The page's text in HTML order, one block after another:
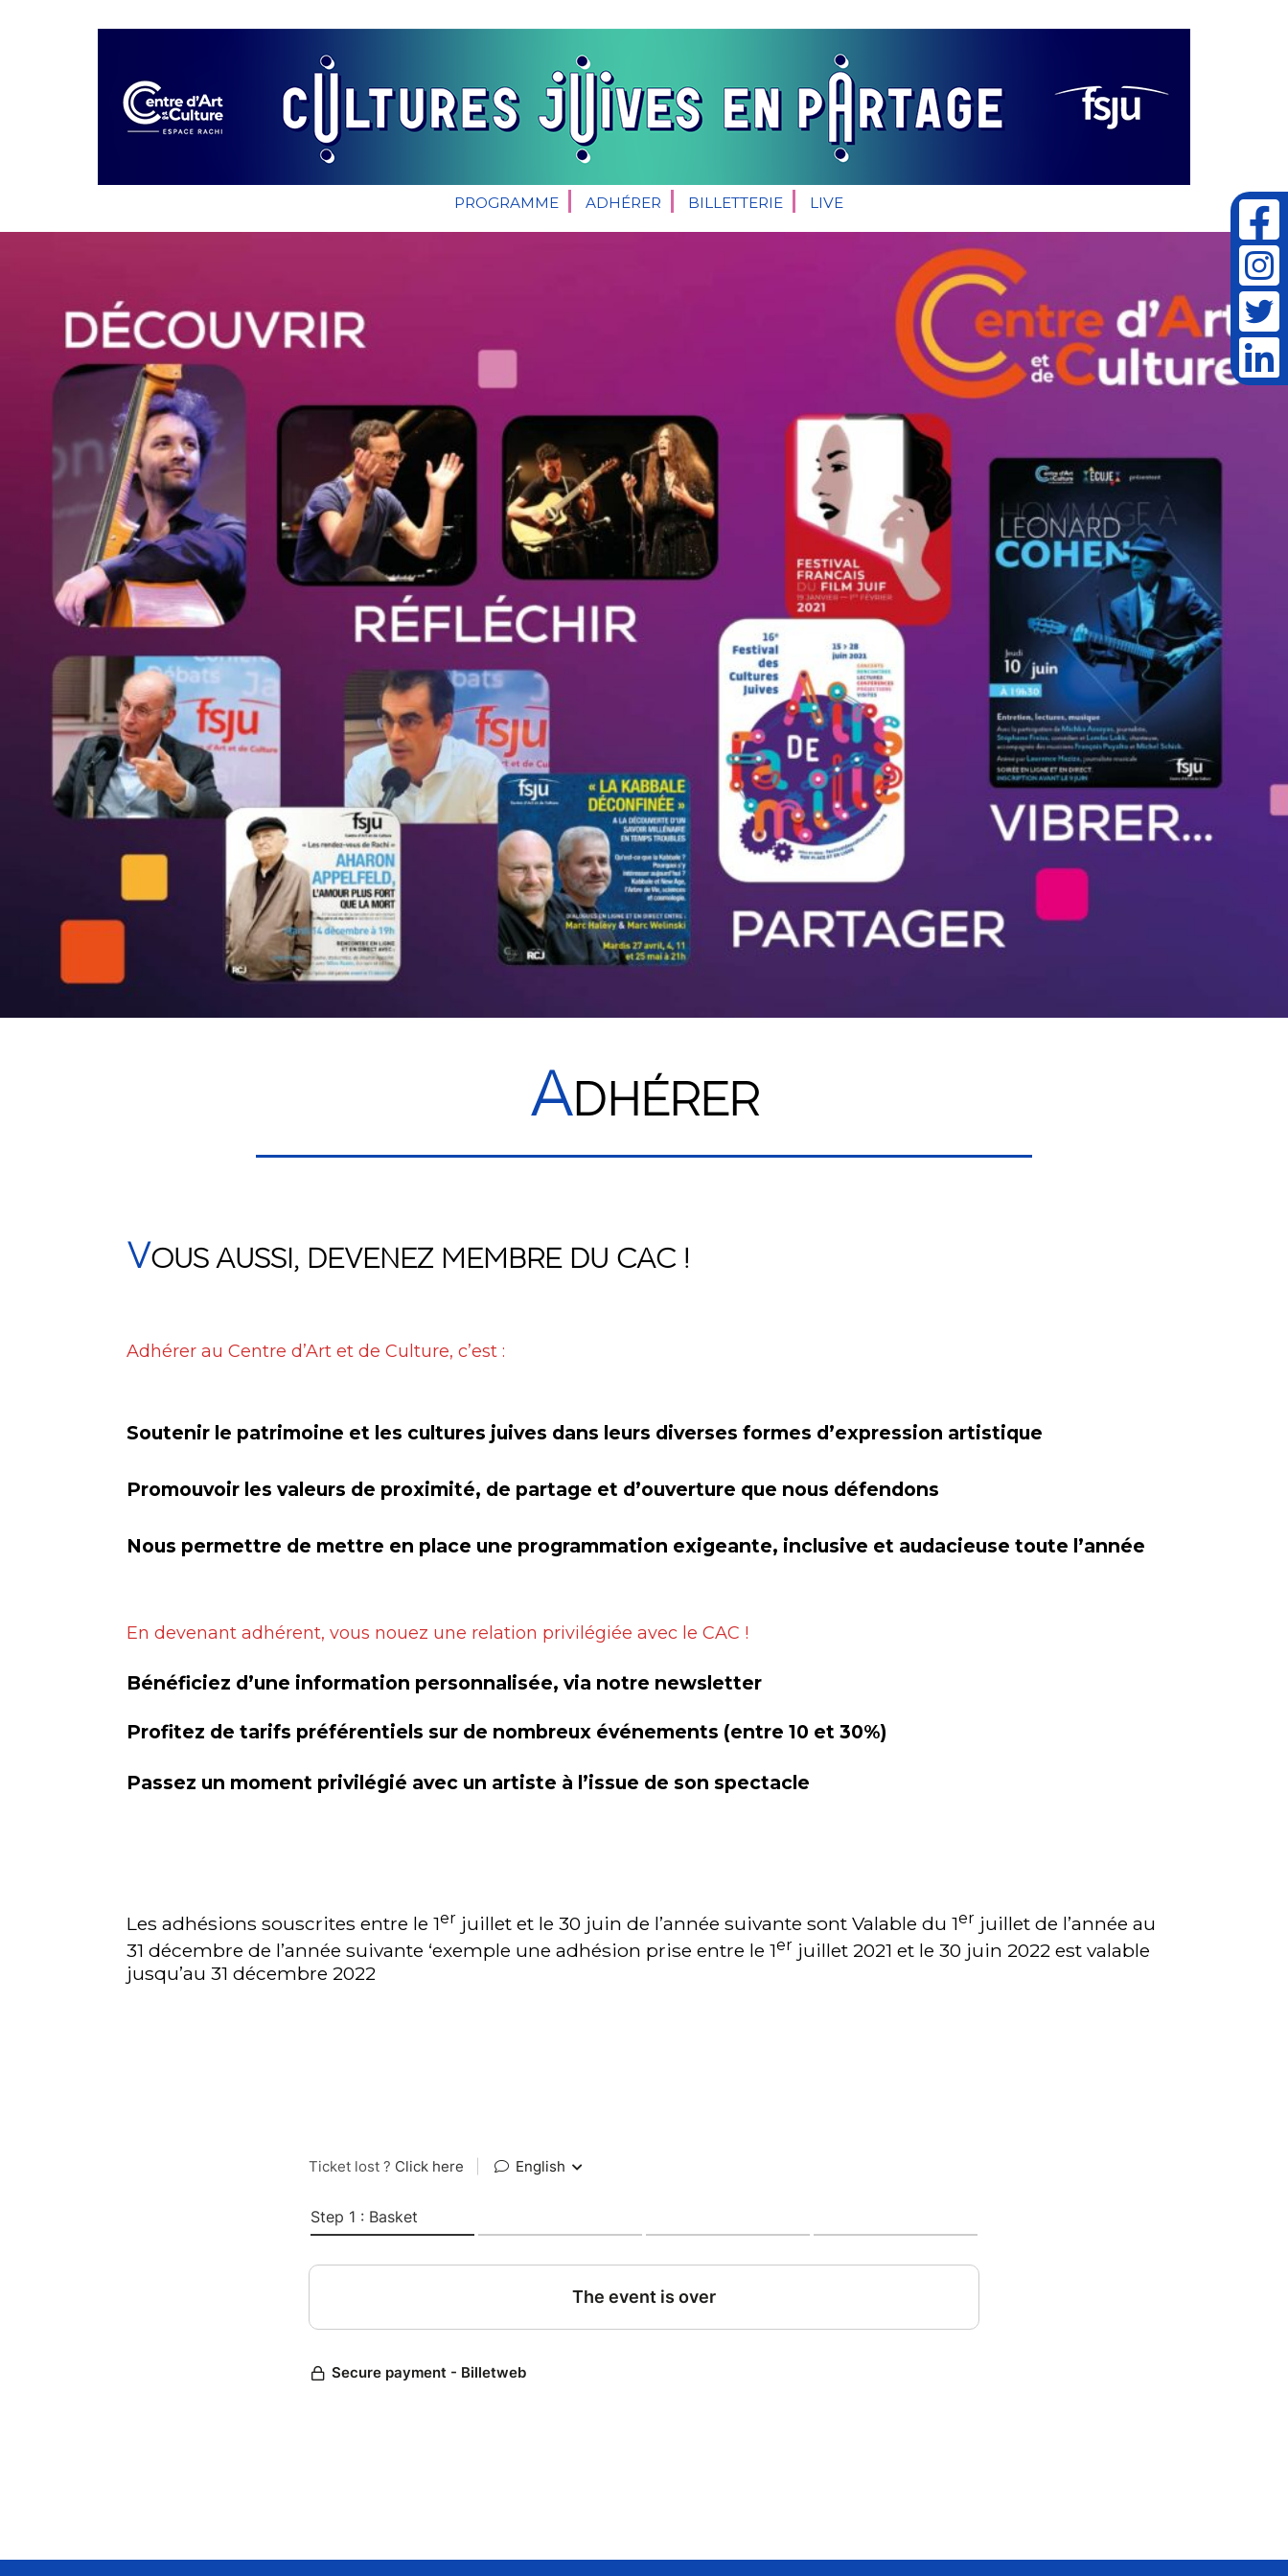
PROGRAMME ADHÉRER BILLETTERIE LIVE
ADHÉRER
VOUS AUSSI, DEVENEZ MEMBRE DU CAC !
Adhérer au Centre d’Art et de Culture, c’est :
Soutenir le patrimoine et les cultures juives dans leurs diverses formes d’expression artistique
Promouvoir les valeurs de proximité, de partage et d’ouverture que nous défendons
Nous permettre de mettre en place une programmation exigeante, inclusive et audacieuse toute l’année
En devenant adhérent, vous nouez une relation privilégiée avec le CAC !
Bénéficiez d’une information personnalisée, via notre newsletter
Profitez de tarifs préférentiels sur de nombreux événements (entre 10 et 30%)
Passez un moment privilégié avec un artiste à l’issue de son spectacle
Les adhésions souscrites entre le 1er juillet et le 30 juin de l’année suivante sont Valable du 1er juillet de l’année au
31 décembre de l’année suivante ‘exemple une adhésion prise entre le 1er juillet 2021 et le 30 juin 2022 est valable
jusqu’au 31 décembre 2022